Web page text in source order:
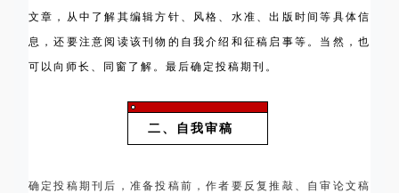
文章，从中了解其编辑方针、风格、水准、出版时间等具体信
息，还要注意阅读该刊物的自我介绍和征稿启事等。当然，也
可以向师长、同窗了解。最后确定投稿期刊。
二、自我审稿
确定投稿期刊后，准备投稿前，作者要反复推敲、自审论文稿